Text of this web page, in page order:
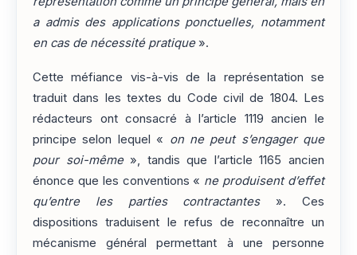
a admis des applications ponctuelles, notamment
en cas de nécessité pratique».
Cette méfiance vis-à-vis de la représentation se
traduit dans les textes du Code civil de 1804. Les
rédacteurs ont consacré à l’article 1119 ancien le
principe selon lequel « on ne peut s’engager que
pour soi-même», tandis que l’article 1165 ancien
énonce que les conventions « ne produisent d’effet
qu’entre les parties contractantes». Ces
dispositions traduisent le refus de reconnaître un
mécanisme général permettant à une personne